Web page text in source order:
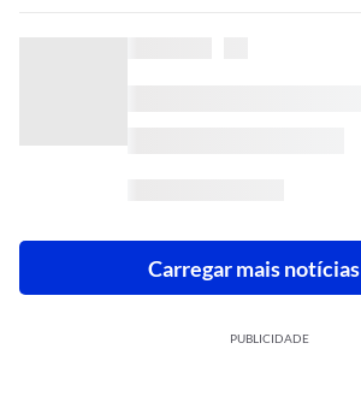
Carregar mais notícias
PUBLICIDADE